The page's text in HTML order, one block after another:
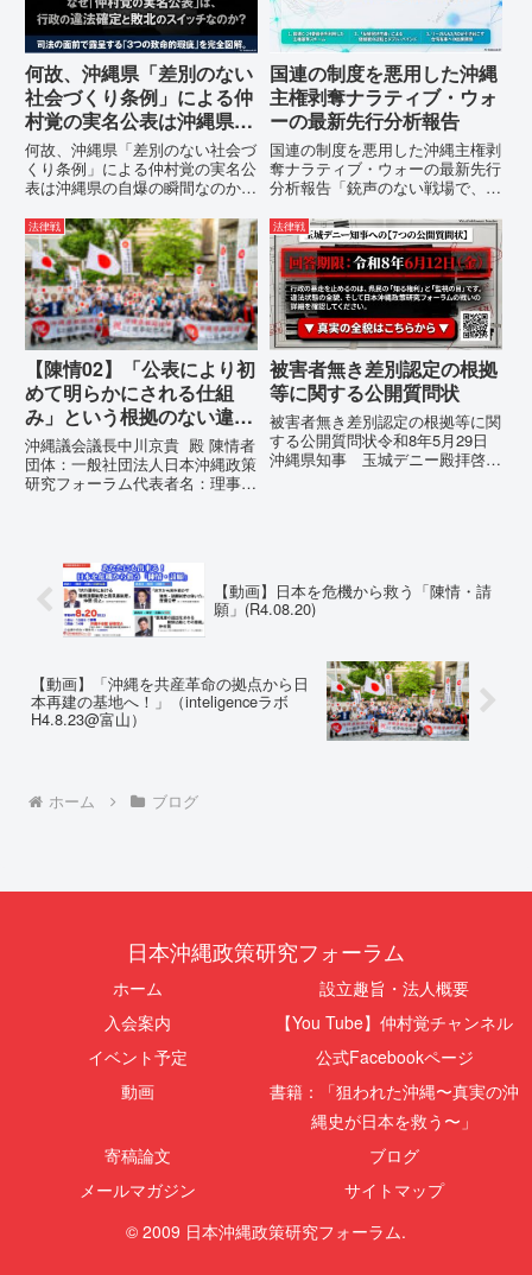
何故、沖縄県「差別のない
社会づくり条例」による仲
村覚の実名公表は沖縄県の
自爆の瞬間なのか？その3
つの理由。
何故、沖縄県「差別のない社会づ
くり条例」による仲村覚の実名公
表は沖縄県の自爆の瞬間なのか？
強行しようとしている「仲村覚の
実名公表」。行政側はこの行為
を、特定の個人を社会的制裁に追
い込むための「仕上げ」だと考え
て...
国連の制度を悪用した沖縄
主権剥奪ナラティブ・ウォ
ーの最新先行分析報告
国連の制度を悪用した沖縄主権剥
奪ナラティブ・ウォーの最新先行
分析報告「銃声のない戦場で、日
いる。」現代の戦争は、ミサイル
が飛来する以前に始まっていま
す。国連という国際的な舞台で、
巧妙な「言説（ナラティブ）」が
張...
法律戦
【陳情02】「公表により初
めて明らかにされる仕組
み」という根拠のない違法
運用の指摘と条例運用の停
止を求める陳情書
沖縄議会議長中川京貴 殿 陳情者
団体：一般社団法人日本沖縄政策
研究フォーラム代表者名：理事
う根拠のない違法運用の指摘と条
例運用の停止を求める陳情...
法律戦
被害者無き差別認定の根拠
等に関する公開質問状
被害者無き差別認定の根拠等に関
する公開質問状令和8年5月29日
沖縄県知事 玉城デニー殿拝啓貴
【動画】日本を危機から救う「陳情・請
願」(R4.08.20)
【動画】「沖縄を共産革命の拠点から日
本再建の基地へ！」（inteligenceラボ
H4.8.23@富山）
ホーム ブログ
日本沖縄政策研究フォーラム
ホーム
設立趣旨・法人概要
入会案内
【You Tube】仲村覚チャンネル
イベント予定
公式Facebookページ
動画
書籍：「狙われた沖縄〜真実の沖
縄史が日本を救う〜」
寄稿論文
ブログ
メールマガジン
サイトマップ
© 2009 日本沖縄政策研究フォーラム.